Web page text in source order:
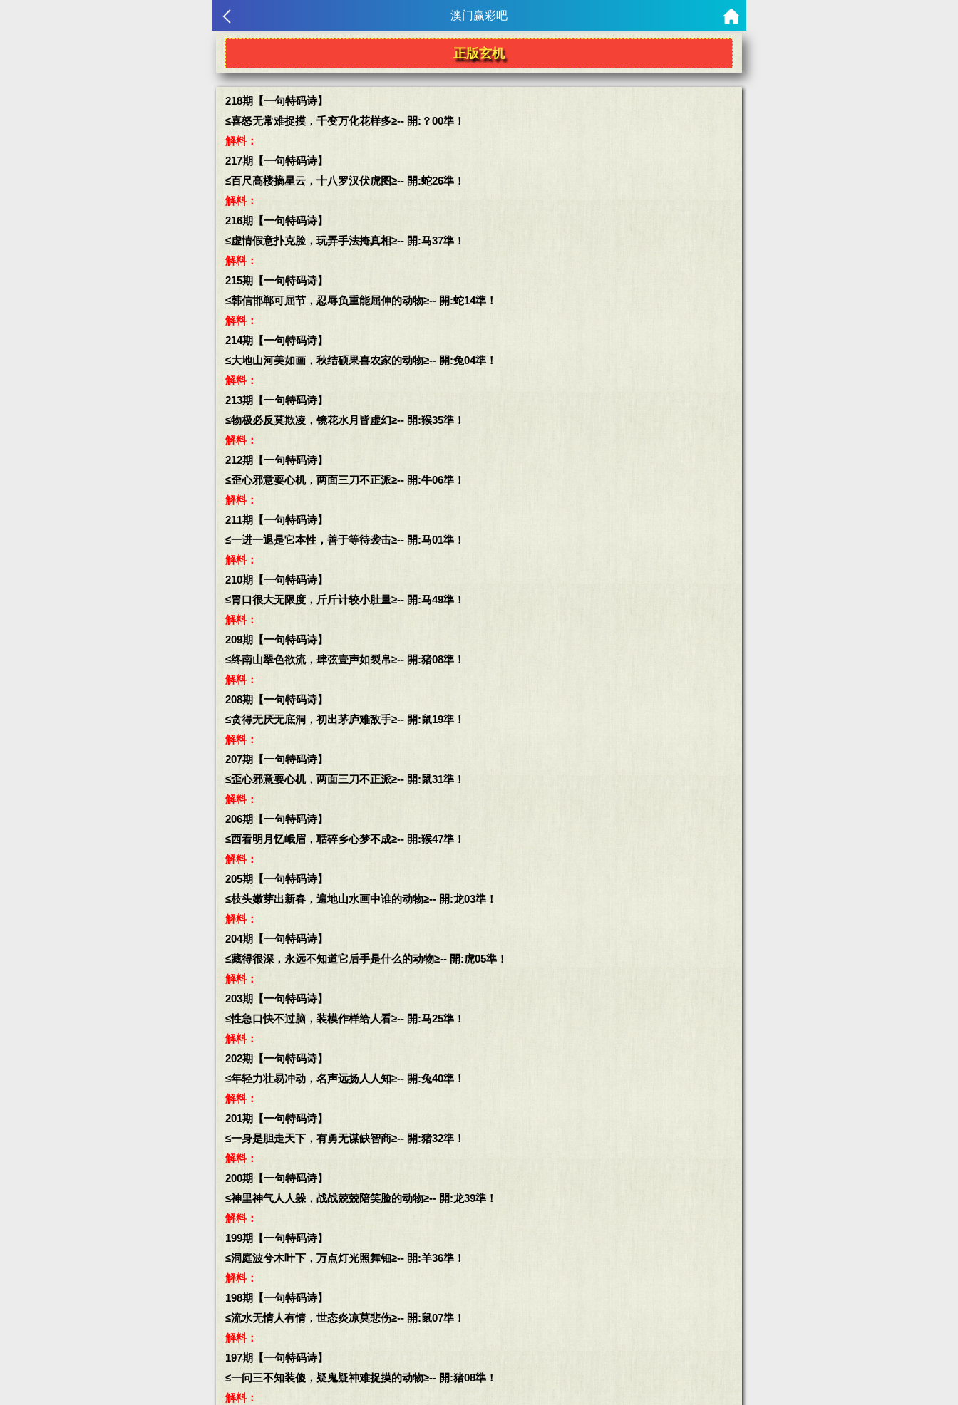
澳门赢彩吧
正版玄机
218期【一句特码诗】
≤喜怒无常难捉摸，千变万化花样多≥-- 開:？00準！
解料：
217期【一句特码诗】
≤百尺高楼摘星云，十八罗汉伏虎图≥-- 開:蛇26準！
解料：
216期【一句特码诗】
≤虚情假意扑克脸，玩弄手法掩真相≥-- 開:马37準！
解料：
215期【一句特码诗】
≤韩信邯郸可屈节，忍辱负重能屈伸的动物≥-- 開:蛇14準！
解料：
214期【一句特码诗】
≤大地山河美如画，秋结硕果喜农家的动物≥-- 開:兔04準！
解料：
213期【一句特码诗】
≤物极必反莫欺凌，镜花水月皆虚幻≥-- 開:猴35準！
解料：
212期【一句特码诗】
≤歪心邪意耍心机，两面三刀不正派≥-- 開:牛06準！
解料：
211期【一句特码诗】
≤一进一退是它本性，善于等待袭击≥-- 開:马01準！
解料：
210期【一句特码诗】
≤胃口很大无限度，斤斤计较小肚量≥-- 開:马49準！
解料：
209期【一句特码诗】
≤终南山翠色欲流，肆弦壹声如裂帛≥-- 開:猪08準！
解料：
208期【一句特码诗】
≤贪得无厌无底洞，初出茅庐难敌手≥-- 開:鼠19準！
解料：
207期【一句特码诗】
≤歪心邪意耍心机，两面三刀不正派≥-- 開:鼠31準！
解料：
206期【一句特码诗】
≤西看明月忆峨眉，聒碎乡心梦不成≥-- 開:猴47準！
解料：
205期【一句特码诗】
≤枝头嫩芽出新春，遍地山水画中谁的动物≥-- 開:龙03準！
解料：
204期【一句特码诗】
≤藏得很深，永远不知道它后手是什么的动物≥-- 開:虎05準！
解料：
203期【一句特码诗】
≤性急口快不过脑，装模作样给人看≥-- 開:马25準！
解料：
202期【一句特码诗】
≤年轻力壮易冲动，名声远扬人人知≥-- 開:兔40準！
解料：
201期【一句特码诗】
≤一身是胆走天下，有勇无谋缺智商≥-- 開:猪32準！
解料：
200期【一句特码诗】
≤神里神气人人躲，战战兢兢陪笑脸的动物≥-- 開:龙39準！
解料：
199期【一句特码诗】
≤洞庭波兮木叶下，万点灯光照舞钿≥-- 開:羊36準！
解料：
198期【一句特码诗】
≤流水无情人有情，世态炎凉莫悲伤≥-- 開:鼠07準！
解料：
197期【一句特码诗】
≤一问三不知装傻，疑鬼疑神难捉摸的动物≥-- 開:猪08準！
解料：